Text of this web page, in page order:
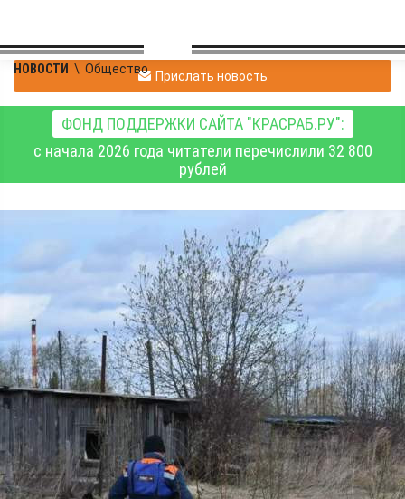
НОВОСТИ \ Общество Прислать новость
ФОНД ПОДДЕРЖКИ САЙТА "КРАСРАБ.РУ":
с начала 2026 года читатели перечислили 32 800
рублей
Енисейские спасатели
перевезли на берег
истощённую
собаку,оказавшуюся на
острове
Общество